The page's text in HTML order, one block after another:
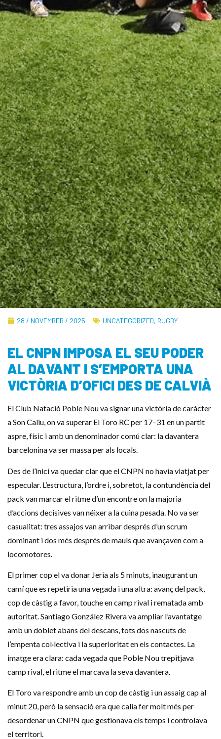
28 / NOVEMBER / 2025 UNCATEGORIZED, RUGBY
EL CNPN IMPOSA EL SEU PODER
AL DAVANT I S’EMPORTA UNA
VICTÒRIA D’OFICI DES DE CALVIÀ
El Club Natació Poble Nou va signar una victòria de caràcter
a Son Caliu, on va superar El Toro RC per 17–31 en un partit
aspre, físic i amb un denominador comú clar: la davantera
barcelonina va ser massa per als locals.
Des de l’inici va quedar clar que el CNPN no havia viatjat per
especular. L’estructura, l’ordre i, sobretot, la contundència del
pack van marcar el ritme d’un encontre on la majoria
d’accions decisives van néixer a la cuina pesada. No va ser
casualitat: tres assajos van arribar després d’un scrum
dominant i dos més després de mauls que avançaven com a
locomotores.
El primer cop el va donar Jeria als 5 minuts, inaugurant un
camí que es repetiria una vegada i una altra: avanç del pack,
cop de càstig a favor, touche en camp rival i rematada amb
autoritat. Santiago González Rivera va ampliar l’avantatge
amb un doblet abans del descans, tots dos nascuts de
l’empenta col·lectiva i la superioritat en els contactes. La
imatge era clara: cada vegada que Poble Nou trepitjava
camp rival, el ritme el marcava la seva davantera.
El Toro va respondre amb un cop de càstig i un assaig cap al
minut 20, però la sensació era que calia fer molt més per
desordenar un CNPN que gestionava els temps i controlava
el territori.